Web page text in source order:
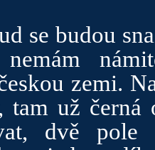
se budou
nemám
zemi.
už černá
dvě